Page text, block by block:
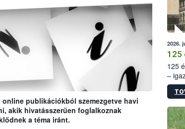
publikációkból szemezgetve havi
akik hivatásszerűen foglalkoznak
a téma iránt.
2026.
125
125
–
15.